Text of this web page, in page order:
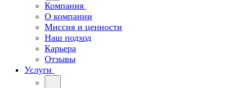
Компания
О компании
Миссия и ценности
Наш подход
Карьера
Отзывы
Услуги